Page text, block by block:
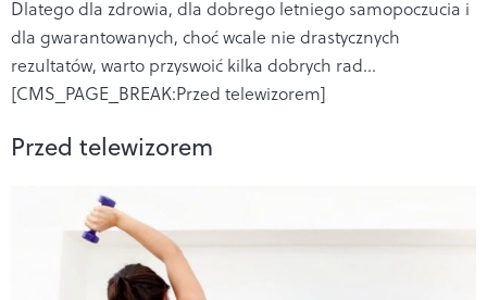
Dlatego dla zdrowia, dla dobrego letniego samopoczucia i
dla gwarantowanych, choć wcale nie drastycznych
rezultatów, warto przyswoić kilka dobrych rad…
[CMS_PAGE_BREAK:Przed telewizorem]
Przed telewizorem